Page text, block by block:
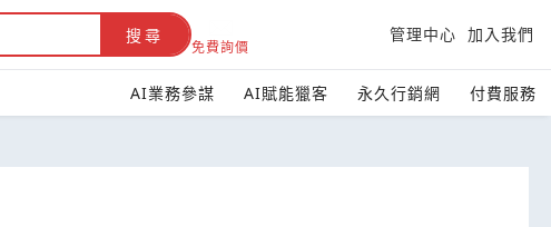
搜尋
免費詢價
管理中心 加入我們
AI業務參謀 AI賦能獵客 永久行銷網 付費服務